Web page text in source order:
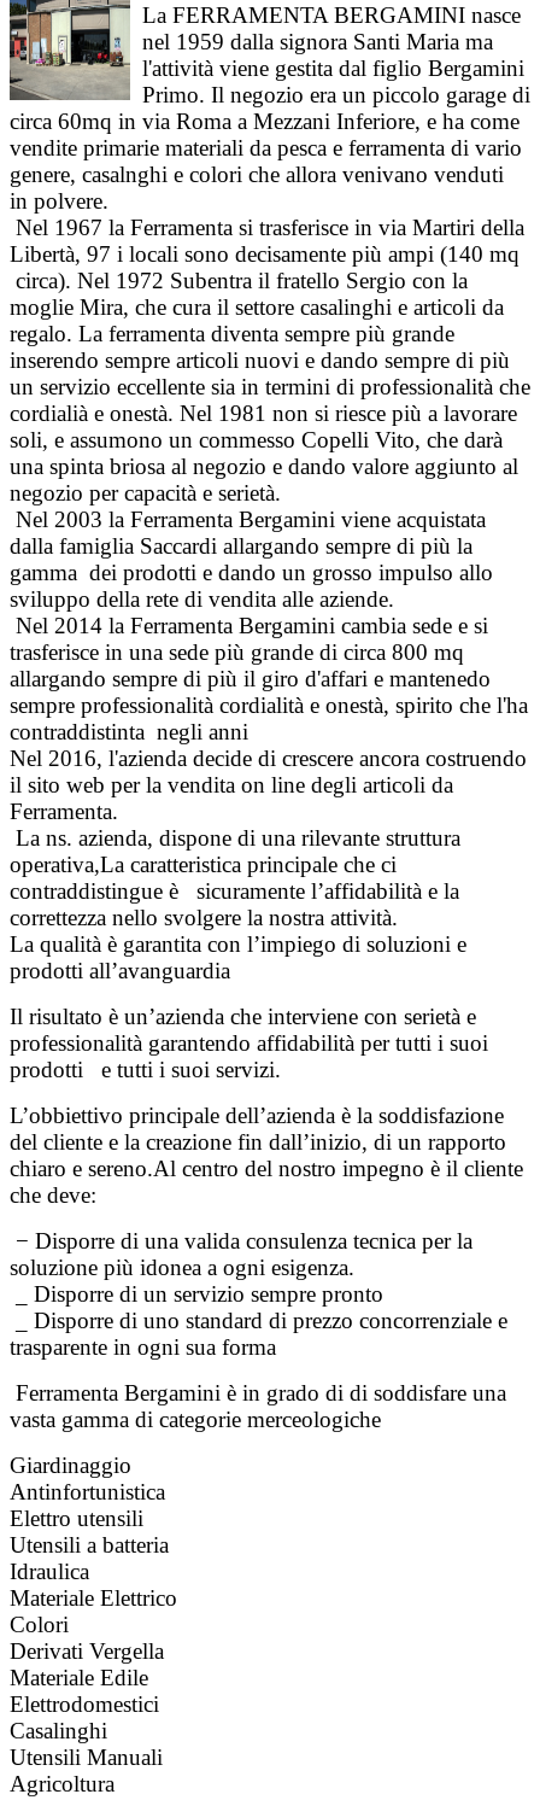
La FERRAMENTA BERGAMINI nasce
nel 1959 dalla signora Santi Maria ma
l'attività viene gestita dal figlio Bergamini
Primo. Il negozio era un piccolo garage di
circa 60mq in via Roma a Mezzani Inferiore, e ha come
vendite primarie materiali da pesca e ferramenta di vario
genere, casalnghi e colori che allora venivano venduti
in polvere.
Nel 1967 la Ferramenta si trasferisce in via Martiri della
Libertà, 97 i locali sono decisamente più ampi (140 mq
circa). Nel 1972 Subentra il fratello Sergio con la
moglie Mira, che cura il settore casalinghi e articoli da
regalo. La ferramenta diventa sempre più grande
inserendo sempre articoli nuovi e dando sempre di più
un servizio eccellente sia in termini di professionalità che
cordialià e onestà. Nel 1981 non si riesce più a lavorare
soli, e assumono un commesso Copelli Vito, che darà
una spinta briosa al negozio e dando valore aggiunto al
negozio per capacità e serietà.
Nel 2003 la Ferramenta Bergamini viene acquistata
dalla famiglia Saccardi allargando sempre di più la
gamma dei prodotti e dando un grosso impulso allo
sviluppo della rete di vendita alle aziende.
Nel 2014 la Ferramenta Bergamini cambia sede e si
trasferisce in una sede più grande di circa 800 mq
allargando sempre di più il giro d'affari e mantenedo
sempre professionalità cordialità e onestà, spirito che l'ha
contraddistinta negli anni
Nel 2016, l'azienda decide di crescere ancora costruendo
il sito web per la vendita on line degli articoli da
Ferramenta.
La ns. azienda, dispone di una rilevante struttura
operativa,La caratteristica principale che ci
contraddistingue è sicuramente l’affidabilità e la
correttezza nello svolgere la nostra attività.
La qualità è garantita con l’impiego di soluzioni e
prodotti all’avanguardia
Il risultato è un’azienda che interviene con serietà e
professionalità garantendo affidabilità per tutti i suoi
prodotti e tutti i suoi servizi.
L’obbiettivo principale dell’azienda è la soddisfazione
del cliente e la creazione fin dall’inizio, di un rapporto
chiaro e sereno.Al centro del nostro impegno è il cliente
che deve:
− Disporre di una valida consulenza tecnica per la
soluzione più idonea a ogni esigenza.
_ Disporre di un servizio sempre pronto
_ Disporre di uno standard di prezzo concorrenziale e
trasparente in ogni sua forma
Ferramenta Bergamini è in grado di di soddisfare una
vasta gamma di categorie merceologiche
Giardinaggio
Antinfortunistica
Elettro utensili
Utensili a batteria
Idraulica
Materiale Elettrico
Colori
Derivati Vergella
Materiale Edile
Elettrodomestici
Casalinghi
Utensili Manuali
Agricoltura